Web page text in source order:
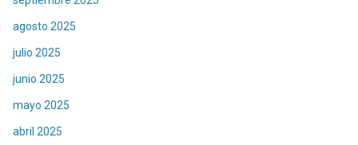
agosto 2025
julio 2025
junio 2025
mayo 2025
abril 2025